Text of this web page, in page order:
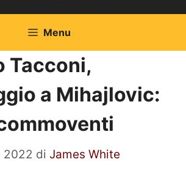
Menu
Tacconi,
a Mihajlovic:
2022 di James White